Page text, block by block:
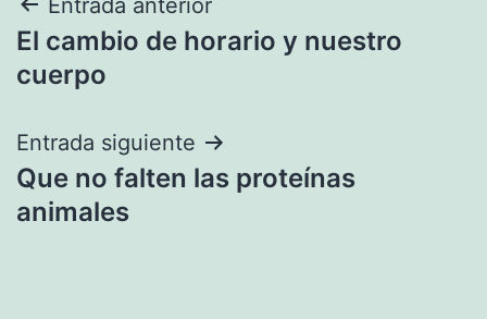
Navegación
de
El cambio de horario y nuestro
cuerpo
Entrada siguiente
Que no falten las proteínas
animales